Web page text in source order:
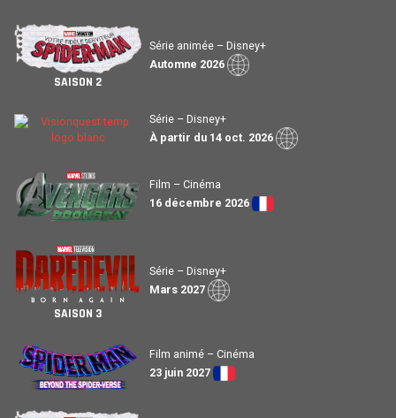
SAISON 2
Série animée – Disney+
Automne 2026
Série – Disney+
À partir du 14 oct. 2026
Film – Cinéma
16 décembre 2026
SAISON 3
Série – Disney+
Mars 2027
Film animé – Cinéma
23 juin 2027